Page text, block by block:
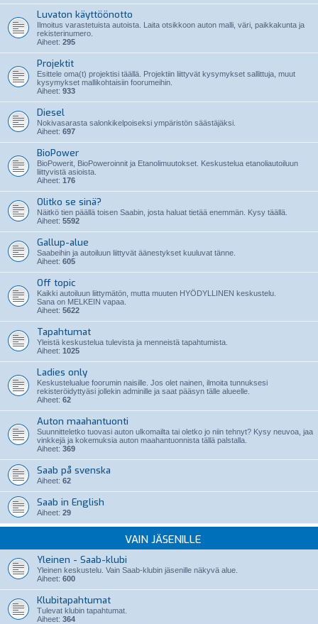
Luvaton käyttöönotto
Ilmoitus varastetuista autoista. Laita otsikkoon auton malli, väri, paikkakunta ja
rekisterinumero.
Aiheet: 295
Projektit
Esittele oma(t) projektisi täällä. Projektiin liittyvät kysymykset sallittuja, muut
kysymykset mallikohtaisiin foorumeihin.
Aiheet: 933
Diesel
Nokivasarasta salonkikelpoiseksi ympäristön säästäjäksi.
Aiheet: 697
BioPower
BioPowerit, BioPoweroinnit ja Etanolimuutokset. Keskustelua etanoliautoiluun
liittyvistä asioista.
Aiheet: 176
Olitko se sinä?
Näitkö tien päällä toisen Saabin, josta haluat tietää enemmän. Kysy täällä.
Aiheet: 5592
Gallup-alue
Saabeihin ja autoiluun liittyvät äänestykset kuuluvat tänne.
Aiheet: 605
Off topic
Kaikki autoiluun liittymätön, mutta muuten HYÖDYLLINEN keskustelu.
Sana on MELKEIN vapaa.
Aiheet: 5622
Tapahtumat
Yleistä keskustelua tulevista ja menneistä tapahtumista.
Aiheet: 1025
Ladies only
Keskustelualue foorumin naisille. Jos olet nainen, ilmoita tunnuksesi
rekisteröidyttyäsi jollekin adminille ja saat pääsyn tälle alueelle.
Aiheet: 62
Auton maahantuonti
Suunnitteletko tuovasi auton ulkomailta tai oletko jo niin tehnyt? Kysy neuvoa, jaa
vinkkejä ja kokemuksia auton maahantuonnista tällä palstalla.
Aiheet: 369
Saab på svenska
Aiheet: 62
Saab in English
Aiheet: 29
VAIN JÄSENILLE
Yleinen - Saab-klubi
Yleinen keskustelu. Vain Saab-klubin jäsenille näkyvä alue.
Aiheet: 600
Klubitapahtumat
Tulevat klubin tapahtumat.
Aiheet: 364